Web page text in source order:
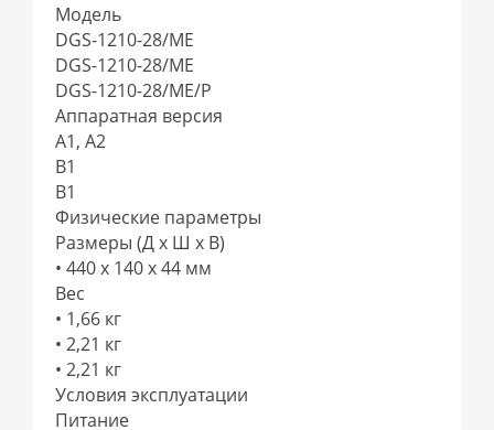
Модель
DGS-1210-28/ME
DGS-1210-28/ME
DGS-1210-28/ME/P
Аппаратная версия
A1, A2
B1
B1
Физические параметры
Размеры (Д x Ш x В)
• 440 x 140 x 44 мм
Вес
• 1,66 кг
• 2,21 кг
• 2,21 кг
Условия эксплуатации
Питание